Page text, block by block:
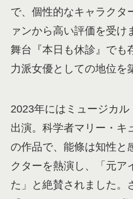
で、個性的なキャラクタ
ァンから高い評価を受け
舞台『本日も休診』でも
力派女優としての地位を
2023年にはミュージカ
出演。科学者マリー・キ
の作品で、能條は知性と
クターを熱演し、「元ア
た」と絶賛されました。